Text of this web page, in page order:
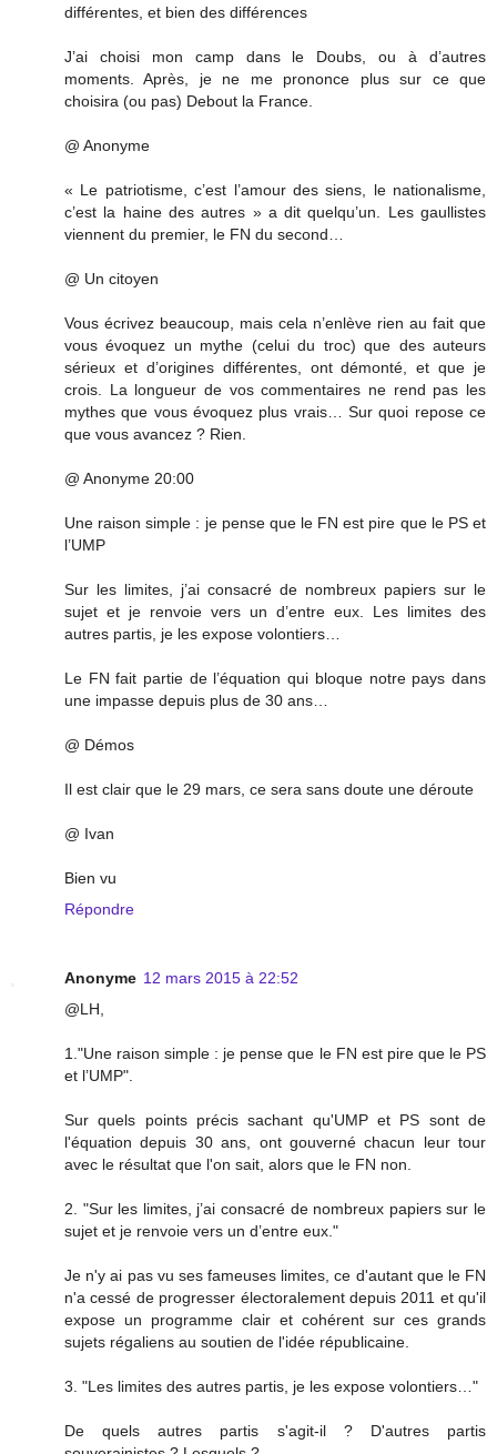
différentes, et bien des différences
J’ai choisi mon camp dans le Doubs, ou à d’autres
moments. Après, je ne me prononce plus sur ce que
choisira (ou pas) Debout la France.
@ Anonyme
« Le patriotisme, c’est l’amour des siens, le nationalisme,
c’est la haine des autres » a dit quelqu’un. Les gaullistes
viennent du premier, le FN du second…
@ Un citoyen
Vous écrivez beaucoup, mais cela n’enlève rien au fait que
vous évoquez un mythe (celui du troc) que des auteurs
sérieux et d’origines différentes, ont démonté, et que je
crois. La longueur de vos commentaires ne rend pas les
mythes que vous évoquez plus vrais… Sur quoi repose ce
que vous avancez ? Rien.
@ Anonyme 20:00
Une raison simple : je pense que le FN est pire que le PS et
l’UMP
Sur les limites, j’ai consacré de nombreux papiers sur le
sujet et je renvoie vers un d’entre eux. Les limites des
autres partis, je les expose volontiers…
Le FN fait partie de l’équation qui bloque notre pays dans
une impasse depuis plus de 30 ans…
@ Démos
Il est clair que le 29 mars, ce sera sans doute une déroute
@ Ivan
Bien vu
Répondre
Anonyme 12 mars 2015 à 22:52
@LH,
1."Une raison simple : je pense que le FN est pire que le PS
et l’UMP".
Sur quels points précis sachant qu'UMP et PS sont de
l'équation depuis 30 ans, ont gouverné chacun leur tour
avec le résultat que l'on sait, alors que le FN non.
2. "Sur les limites, j’ai consacré de nombreux papiers sur le
sujet et je renvoie vers un d’entre eux."
Je n'y ai pas vu ses fameuses limites, ce d'autant que le FN
n'a cessé de progresser électoralement depuis 2011 et qu'il
expose un programme clair et cohérent sur ces grands
sujets régaliens au soutien de l'idée républicaine.
3. "Les limites des autres partis, je les expose volontiers…"
De quels autres partis s'agit-il ? D'autres partis